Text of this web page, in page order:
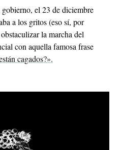
el 23 de diciembre
a los gritos (eso sí, por
la marcha del
con aquella famosa frase
cagados?».